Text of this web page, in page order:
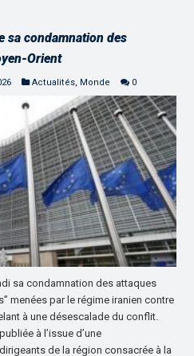
sa condamnation des
Orient
Actualités, Monde 0
sa condamnation des attaques
menées par le régime iranien contre
à une désescalade du conflit.
à l’issue d’une
de la région consacrée à la